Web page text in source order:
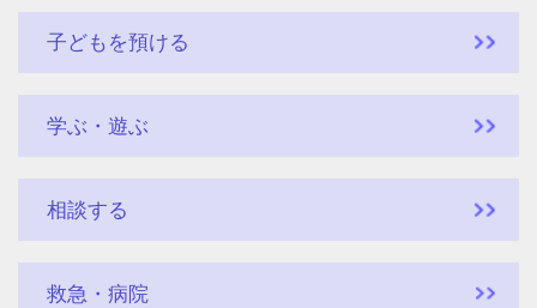
子どもを預ける
学ぶ・遊ぶ
相談する
救急・病院